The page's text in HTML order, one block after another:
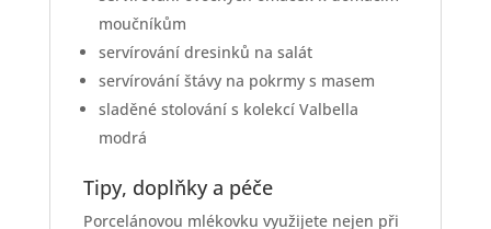
moučníkům
servírování dresinků na salát
servírování štávy na pokrmy s masem
sladěné stolování s kolekcí Valbella
modrá
Tipy, doplňky a péče
Porcelánovou mlékovku využijete nejen při